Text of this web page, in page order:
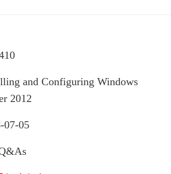
and Configuring Windows
2012
07-05